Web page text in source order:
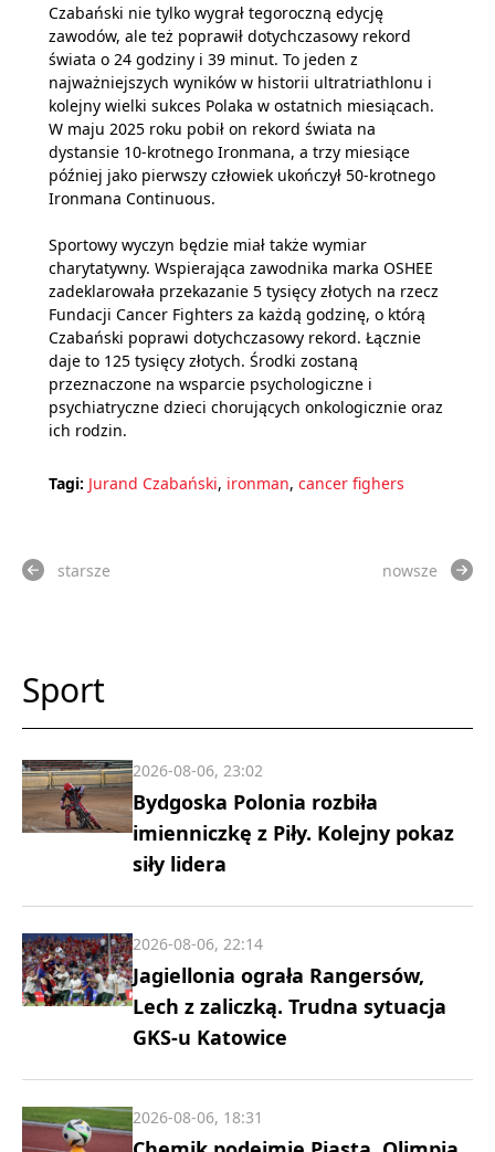
Czabański nie tylko wygrał tegoroczną edycję
zawodów, ale też poprawił dotychczasowy rekord
świata o 24 godziny i 39 minut. To jeden z
najważniejszych wyników w historii ultratriathlonu i
kolejny wielki sukces Polaka w ostatnich miesiącach.
W maju 2025 roku pobił on rekord świata na
dystansie 10-krotnego Ironmana, a trzy miesiące
później jako pierwszy człowiek ukończył 50-krotnego
Ironmana Continuous.
Sportowy wyczyn będzie miał także wymiar
charytatywny. Wspierająca zawodnika marka OSHEE
zadeklarowała przekazanie 5 tysięcy złotych na rzecz
Fundacji Cancer Fighters za każdą godzinę, o którą
Czabański poprawi dotychczasowy rekord. Łącznie
daje to 125 tysięcy złotych. Środki zostaną
przeznaczone na wsparcie psychologiczne i
psychiatryczne dzieci chorujących onkologicznie oraz
ich rodzin.
Tagi: Jurand Czabański, ironman, cancer fighers
starsze nowsze
Sport
Bydgoska Polonia rozbiła
imienniczkę z Piły. Kolejny pokaz
siły lidera
2026-08-06, 23:02
Jagiellonia ograła Rangersów,
Lech z zaliczką. Trudna sytuacja
GKS-u Katowice
2026-08-06, 22:14
2026-08-06, 18:31